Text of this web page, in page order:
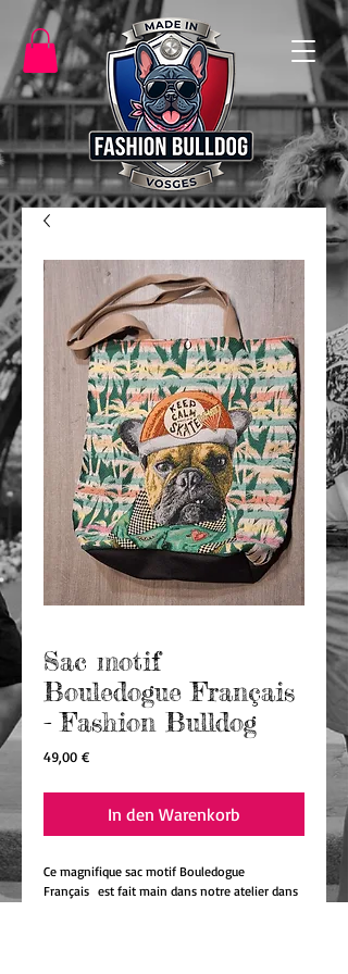
Sac motif
Bouledogue Français
- Fashion Bulldog
49,00 €Preis
In den Warenkorb
Ce magnifique sac motif Bouledogue
Français est fait main dans notre atelier dans